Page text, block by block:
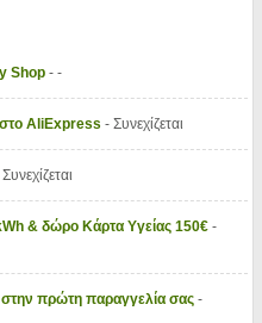
Shop - -
AliExpress - Συνεχίζεται
& δώρο Κάρτα Υγείας 150€ -
πρώτη παραγγελία σας -